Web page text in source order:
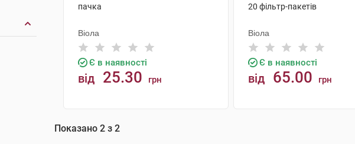
пачка
Віола
Є в наявності
від 25.30 грн
20 фільтр-пакетів
Віола
Є в наявності
від 65.00 грн
Показано 2 з 2